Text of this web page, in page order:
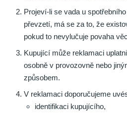
Projeví-li se vada u
převzetí, má se za to, že
pokud to nevylučuje povaha
Kupující může reklamaci
osobně v provozovně nebo
způsobem.
V reklamaci doporučujeme
identifikaci kupujícího,